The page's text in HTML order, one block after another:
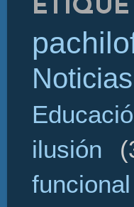
Noticias
ilusión
funcional